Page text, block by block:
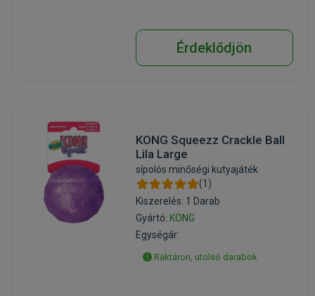
Érdeklődjön
KONG Squeezz Crackle Ball
Lila Large
sípolós minőségi kutyajáték
(1)
Kiszerelés: 1 Darab
Gyártó: KONG
Egységár:
Raktáron, utolsó darabok